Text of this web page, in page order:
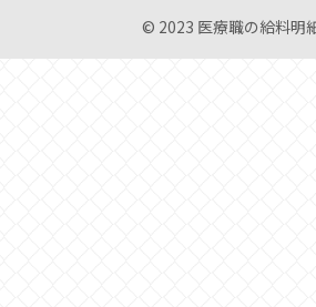
© 2023 医療職の給料明